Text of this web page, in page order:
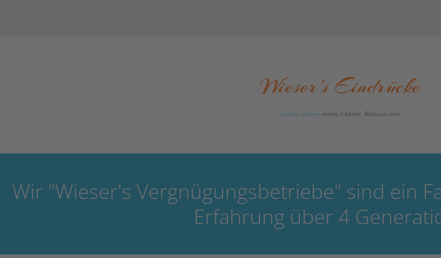
Wieser's Eindrücke
Joomla Gallerymakes it better. Balbooa.com
Wir "Wieser's Vergnügungsbetriebe" sind ein
Erfahrung über 4